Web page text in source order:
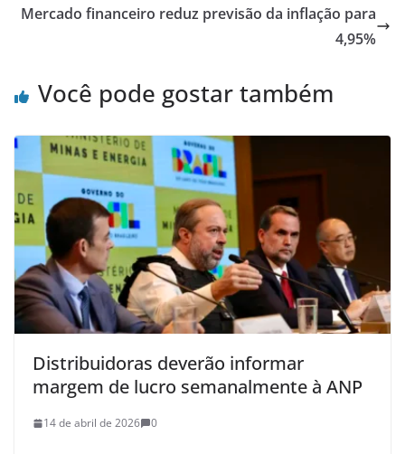
Mercado financeiro reduz previsão da inflação para
4,95%
Você pode gostar também
Distribuidoras deverão informar
margem de lucro semanalmente à ANP
14 de abril de 2026 0